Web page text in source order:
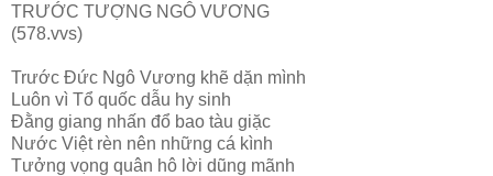
TRƯỚC TƯỢNG NGÔ VƯƠNG
(578.vvs)
Trước Đức Ngô Vương khẽ dặn mình
Luôn vì Tổ quốc dẫu hy sinh
Đằng giang nhấn đổ bao tàu giặc
Nước Việt rèn nên những cá kình
Tưởng vọng quân hô lời dũng mãnh